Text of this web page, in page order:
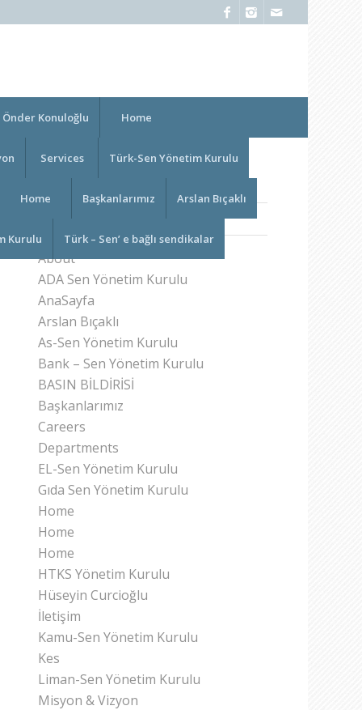
Önder Konuloğlu Home
Services Türk-Sen Yönetim Kurulu
Home Başkanlarımız Arslan Bıçaklı
Kurulu Türk – Sen’ e bağlı sendikalar
PAGES
About
ADA Sen Yönetim Kurulu
AnaSayfa
Arslan Bıçaklı
As-Sen Yönetim Kurulu
Bank – Sen Yönetim Kurulu
BASIN BİLDİRİSİ
Başkanlarımız
Careers
Departments
EL-Sen Yönetim Kurulu
Gıda Sen Yönetim Kurulu
Home
Home
Home
HTKS Yönetim Kurulu
Hüseyin Curcioğlu
İletişim
Kamu-Sen Yönetim Kurulu
Kes
Liman-Sen Yönetim Kurulu
Misyon & Vizyon